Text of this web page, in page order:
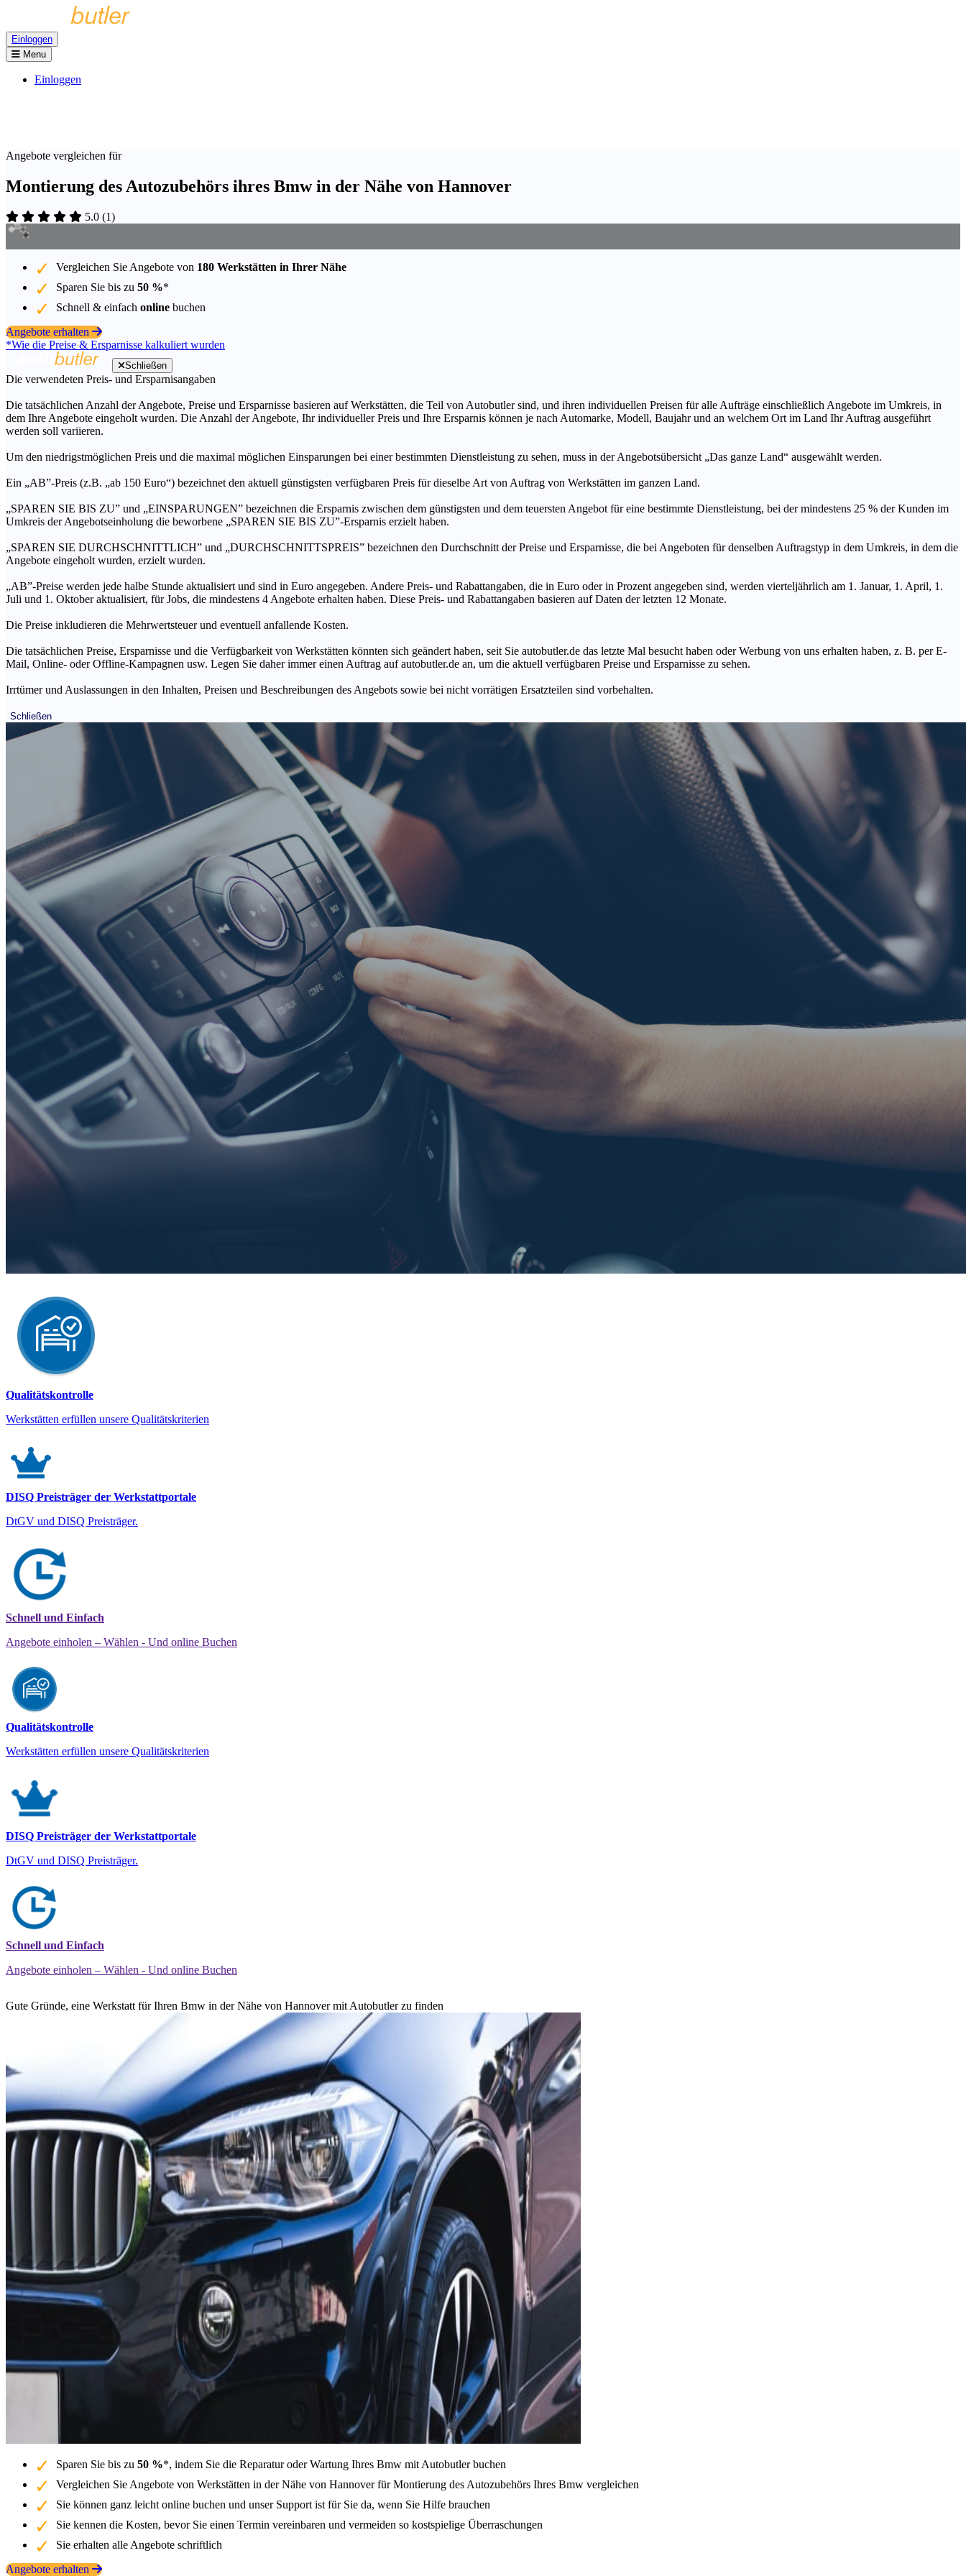
Einloggen
Menu
Einloggen
Angebote vergleichen für
Montierung des Autozubehörs ihres Bmw in der Nähe von Hannover
5.0 (1)
Vergleichen Sie Angebote von 180 Werkstätten in Ihrer Nähe
Sparen Sie bis zu 50 %*
Schnell & einfach online buchen
Angebote erhalten
*Wie die Preise & Ersparnisse kalkuliert wurden
Schließen
Die verwendeten Preis- und Ersparnisangaben
Die tatsächlichen Anzahl der Angebote, Preise und Ersparnisse basieren auf Werkstätten, die Teil von Autobutler sind, und ihren individuellen Preisen für alle Aufträge einschließlich Angebote im Umkreis, in
dem Ihre Angebote eingeholt wurden. Die Anzahl der Angebote, Ihr individueller Preis und Ihre Ersparnis können je nach Automarke, Modell, Baujahr und an welchem Ort im Land Ihr Auftrag ausgeführt
werden soll variieren.
Um den niedrigstmöglichen Preis und die maximal möglichen Einsparungen bei einer bestimmten Dienstleistung zu sehen, muss in der Angebotsübersicht „Das ganze Land“ ausgewählt werden.
Ein „AB”-Preis (z.B. „ab 150 Euro“) bezeichnet den aktuell günstigsten verfügbaren Preis für dieselbe Art von Auftrag von Werkstätten im ganzen Land.
„SPAREN SIE BIS ZU” und „EINSPARUNGEN” bezeichnen die Ersparnis zwischen dem günstigsten und dem teuersten Angebot für eine bestimmte Dienstleistung, bei der mindestens 25 % der Kunden im
Umkreis der Angebotseinholung die beworbene „SPAREN SIE BIS ZU”-Ersparnis erzielt haben.
„SPAREN SIE DURCHSCHNITTLICH” und „DURCHSCHNITTSPREIS” bezeichnen den Durchschnitt der Preise und Ersparnisse, die bei Angeboten für denselben Auftragstyp in dem Umkreis, in dem die
Angebote eingeholt wurden, erzielt wurden.
„AB”-Preise werden jede halbe Stunde aktualisiert und sind in Euro angegeben. Andere Preis- und Rabattangaben, die in Euro oder in Prozent angegeben sind, werden vierteljährlich am 1. Januar, 1. April, 1.
Juli und 1. Oktober aktualisiert, für Jobs, die mindestens 4 Angebote erhalten haben. Diese Preis- und Rabattangaben basieren auf Daten der letzten 12 Monate.
Die Preise inkludieren die Mehrwertsteuer und eventuell anfallende Kosten.
Die tatsächlichen Preise, Ersparnisse und die Verfügbarkeit von Werkstätten könnten sich geändert haben, seit Sie autobutler.de das letzte Mal besucht haben oder Werbung von uns erhalten haben, z. B. per E-
Mail, Online- oder Offline-Kampagnen usw. Legen Sie daher immer einen Auftrag auf autobutler.de an, um die aktuell verfügbaren Preise und Ersparnisse zu sehen.
Irrtümer und Auslassungen in den Inhalten, Preisen und Beschreibungen des Angebots sowie bei nicht vorrätigen Ersatzteilen sind vorbehalten.
Schließen
Qualitätskontrolle
Werkstätten erfüllen unsere Qualitätskriterien
DISQ Preisträger der Werkstattportale
DtGV und DISQ Preisträger.
Schnell und Einfach
Angebote einholen – Wählen - Und online Buchen
Qualitätskontrolle
Werkstätten erfüllen unsere Qualitätskriterien
DISQ Preisträger der Werkstattportale
DtGV und DISQ Preisträger.
Schnell und Einfach
Angebote einholen – Wählen - Und online Buchen
Gute Gründe, eine Werkstatt für Ihren Bmw in der Nähe von Hannover mit Autobutler zu finden
Sparen Sie bis zu 50 %*, indem Sie die Reparatur oder Wartung Ihres Bmw mit Autobutler buchen
Vergleichen Sie Angebote von Werkstätten in der Nähe von Hannover für Montierung des Autozubehörs Ihres Bmw vergleichen
Sie können ganz leicht online buchen und unser Support ist für Sie da, wenn Sie Hilfe brauchen
Sie kennen die Kosten, bevor Sie einen Termin vereinbaren und vermeiden so kostspielige Überraschungen
Sie erhalten alle Angebote schriftlich
Angebote erhalten